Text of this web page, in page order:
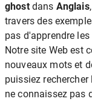
ghostdans Anglais
travers des
pas d'apprendre
Notre site Web est
nouveaux mots et
puissiez
ne connaissez pas